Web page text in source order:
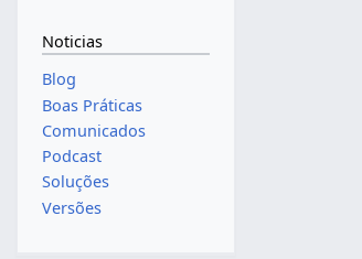
Noticias
Blog
Boas Práticas
Comunicados
Podcast
Soluções
Versões